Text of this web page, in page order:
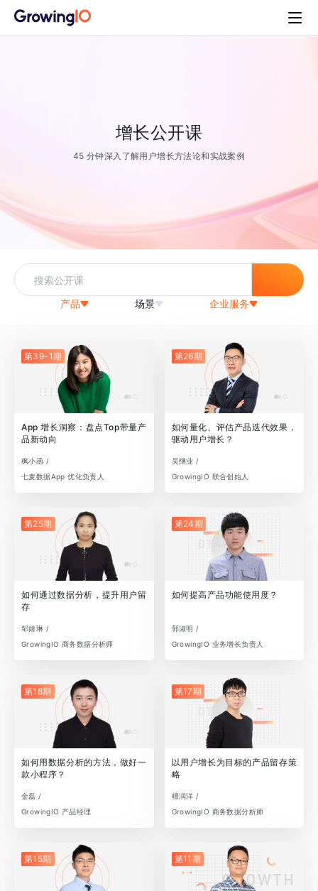
增长公开课
45 分钟深入了解用户增长方法论和实战案例
产品 场景 企业服务
第39-1期
App 增长洞察：盘点Top带量产
品新动向
枫小函 /
七麦数据App 优化负责人
第26期
如何量化、评估产品迭代效果，
驱动用户增长？
吴继业 /
GrowingIO 联合创始人
第25期
如何通过数据分析，提升用户留
存
邹婧琳 /
GrowingIO 商务数据分析师
第24期
如何提高产品功能使用度？
郭淑明 /
GrowingIO 业务增长负责人
第18期
如何用数据分析的方法，做好一
款小程序？
金磊 /
GrowingIO 产品经理
第17期
以用户增长为目标的产品留存策
略
檀润洋 /
GrowingIO 商务数据分析师
第15期 第11期